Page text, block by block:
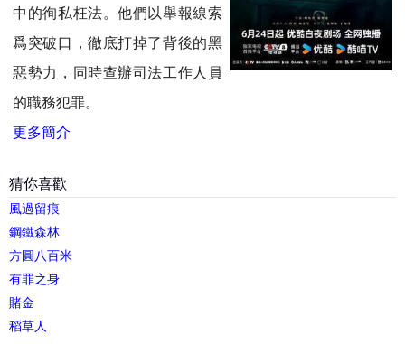
中的徇私枉法。他們以舉報線索
爲突破口，徹底打掉了背後的黑
惡勢力，同時查辦司法工作人員
的職務犯罪。
更多簡介
猜你喜歡
風過留痕
鋼鐵森林
方圓八百米
有罪之身
賭金
稻草人